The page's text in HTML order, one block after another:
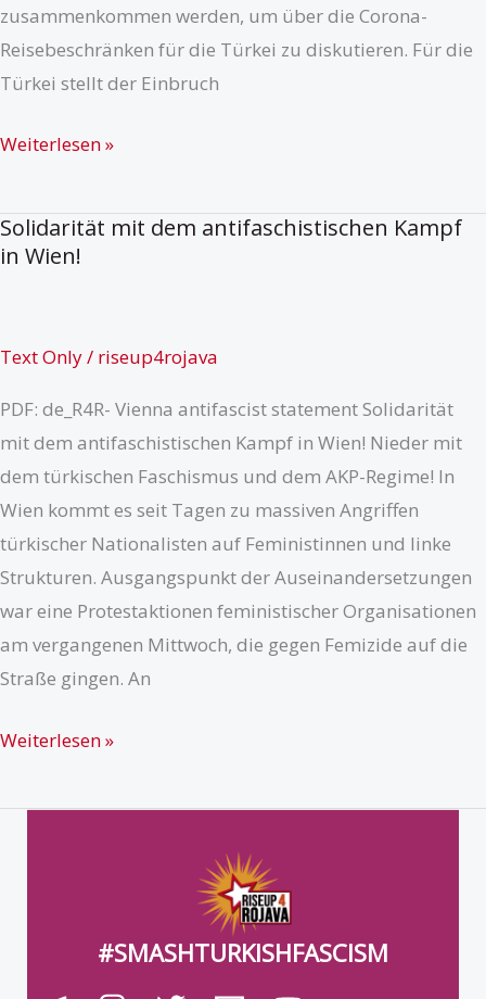
zusammenkommen werden, um über die Corona-
Reisebeschränken für die Türkei zu diskutieren. Für die
Türkei stellt der Einbruch
Aufruf
Aktionen,
und
Berlin,
Juli
2020,
12
Uhr
Weiterlesen »
Solidarität mit dem antifaschistischen Kampf
in Wien!
Text Only/ riseup4rojava
PDF: de_R4R- Vienna antifascist statement Solidarität
mit dem antifaschistischen Kampf in Wien! Nieder mit
dem türkischen Faschismus und dem AKP-Regime! In
Wien kommt es seit Tagen zu massiven Angriffen
türkischer Nationalisten auf Feministinnen und linke
Strukturen. Ausgangspunkt der Auseinandersetzungen
war eine Protestaktionen feministischer Organisationen
am vergangenen Mittwoch, die gegen Femizide auf die
Straße gingen. An
Solidarität
dem
Weiterlesen »
#SMASHTURKISHFASCISM